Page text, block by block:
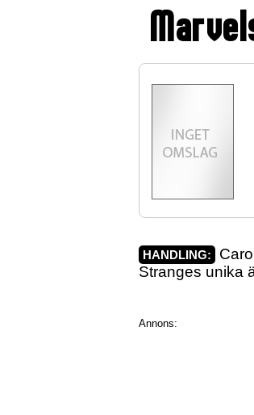
HANDLING:
Stranges unika
Annons: